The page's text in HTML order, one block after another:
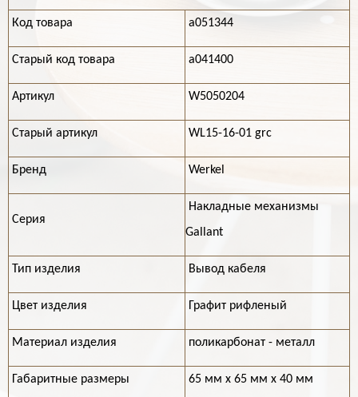
Код товара a051344
Старый код товара a041400
Артикул W5050204
Старый артикул WL15-16-01 grc
Бренд Werkel
Серия
Накладные механизмы
Gallant
Тип изделия Вывод кабеля
Цвет изделия Графит рифленый
Материал изделия поликарбонат - металл
Габаритные размеры 65 мм х 65 мм х 40 мм